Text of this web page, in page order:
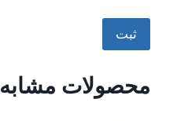
محصولات مشابه